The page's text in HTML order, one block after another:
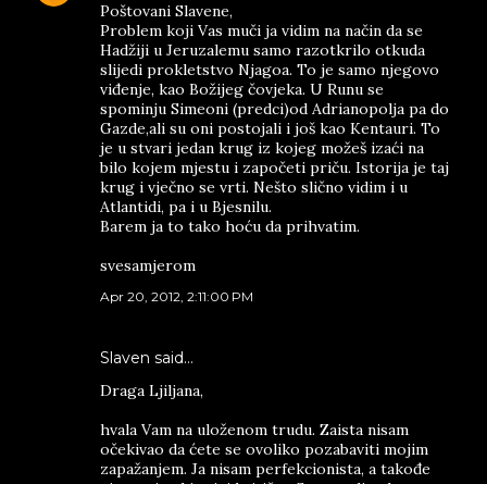
Poštovani Slavene,
Problem koji Vas muči ja vidim na način da se
Hadžiji u Jeruzalemu samo razotkrilo otkuda
slijedi prokletstvo Njagoa. To je samo njegovo
viđenje, kao Božijeg čovjeka. U Runu se
spominju Simeoni (predci)od Adrianopolja pa do
Gazde,ali su oni postojali i još kao Kentauri. To
je u stvari jedan krug iz kojeg možeš izaći na
bilo kojem mjestu i započeti priču. Istorija je taj
krug i vječno se vrti. Nešto slično vidim i u
Atlantidi, pa i u Bjesnilu.
Barem ja to tako hoću da prihvatim.
svesamjerom
Apr 20, 2012, 2:11:00 PM
Slaven said…
Draga Ljiljana,
hvala Vam na uloženom trudu. Zaista nisam
očekivao da ćete se ovoliko pozabaviti mojim
zapažanjem. Ja nisam perfekcionista, a takođe